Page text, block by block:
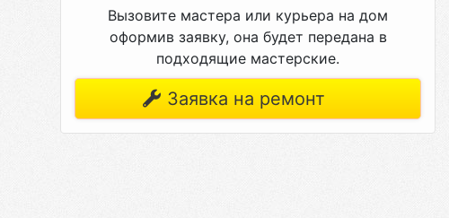
Вызовите мастера или курьера на дом
оформив заявку, она будет передана в
подходящие мастерские.
Заявка на ремонт